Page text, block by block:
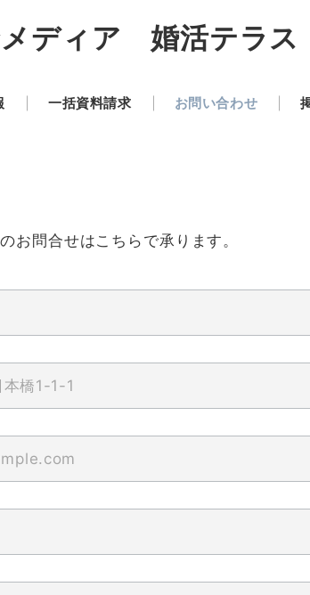
ディア 婚活テラス
一括資料請求 お問い合わせ
お問合せはこちらで承ります。